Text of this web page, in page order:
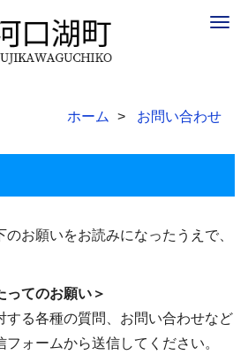
ホーム お問い合わせ
お願いをお読みになったうえで、
ってのお願い＞
する各種の質問、お問い合わせなど
ォームから送信してください。